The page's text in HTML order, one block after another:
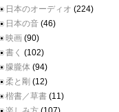
日本のオーディオ (224)
日本の音 (46)
映画 (90)
書く (102)
朦朧体 (94)
柔と剛 (12)
楷書／草書 (11)